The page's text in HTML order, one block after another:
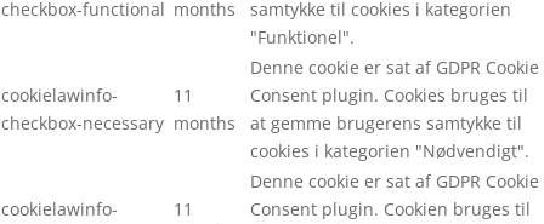
checkbox-functional months
samtykke til cookies i kategorien
"Funktionel".
cookielawinfo-
checkbox-necessary
11
months
Denne cookie er sat af GDPR Cookie
Consent plugin. Cookies bruges til
at gemme brugerens samtykke til
cookies i kategorien "Nødvendigt".
cookielawinfo-
11
Denne cookie er sat af GDPR Cookie
Consent plugin. Cookien bruges til